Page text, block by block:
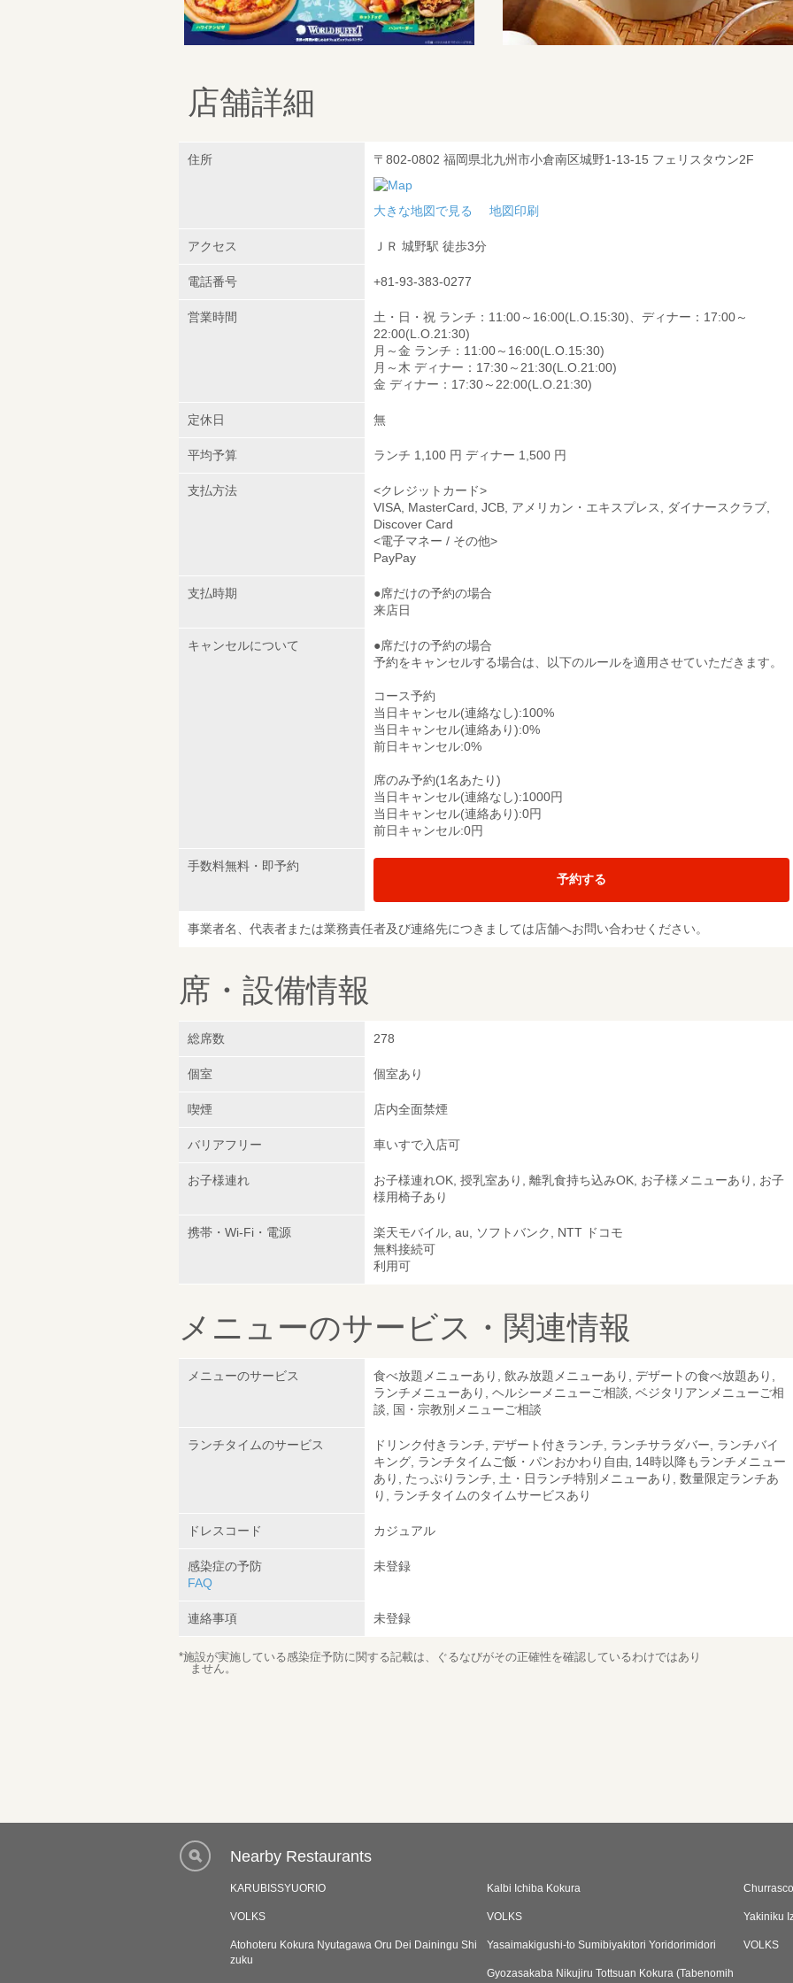
店舗詳細
住所 〒802-0802 福岡県北九州市小倉南区城野1-13-15 フェリスタウン2F
大きな地図で見る 地図印刷
アクセス ＪＲ 城野駅 徒歩3分
電話番号 +81-93-383-0277
営業時間
土・日・祝 ランチ：11:00～16:00(L.O.15:30)、ディナー：17:00～
22:00(L.O.21:30)
月～金 ランチ：11:00～16:00(L.O.15:30)
月～木 ディナー：17:30～21:30(L.O.21:00)
金 ディナー：17:30～22:00(L.O.21:30)
定休日 無
平均予算 ランチ 1,100 円 ディナー 1,500 円
支払方法
<クレジットカード>
VISA, MasterCard, JCB, アメリカン・エキスプレス, ダイナースクラブ,
Discover Card
<電子マネー / その他>
PayPay
支払時期
●席だけの予約の場合
来店日
キャンセルについて
●席だけの予約の場合
予約をキャンセルする場合は、以下のルールを適用させていただきます。
コース予約
当日キャンセル(連絡なし):100%
当日キャンセル(連絡あり):0%
前日キャンセル:0%
席のみ予約(1名あたり)
当日キャンセル(連絡なし):1000円
当日キャンセル(連絡あり):0円
前日キャンセル:0円
手数料無料・即予約
予約する
事業者名、代表者または業務責任者及び連絡先につきましては店舗へお問い合わせください。
席・設備情報
総席数 278
個室 個室あり
喫煙 店内全面禁煙
バリアフリー 車いすで入店可
お子様連れ
お子様連れOK, 授乳室あり, 離乳食持ち込みOK, お子様メニューあり, お子
様用椅子あり
携帯・Wi-Fi・電源
楽天モバイル, au, ソフトバンク, NTT ドコモ
無料接続可
利用可
メニューのサービス・関連情報
メニューのサービス
食べ放題メニューあり, 飲み放題メニューあり, デザートの食べ放題あり,
ランチメニューあり, ヘルシーメニューご相談, ベジタリアンメニューご相
談, 国・宗教別メニューご相談
ランチタイムのサービス
ドリンク付きランチ, デザート付きランチ, ランチサラダバー, ランチバイ
キング, ランチタイムご飯・パンおかわり自由, 14時以降もランチメニュー
あり, たっぷりランチ, 土・日ランチ特別メニューあり, 数量限定ランチあ
り, ランチタイムのタイムサービスあり
ドレスコード カジュアル
感染症の予防
FAQ
未登録
連絡事項 未登録
*施設が実施している感染症予防に関する記載は、ぐるなびがその正確性を確認しているわけではあり
ません。
Nearby Restaurants
KARUBISSYUORIO Kalbi Ichiba Kokura
VOLKS VOLKS Yakiniku
Atohoteru Kokura Nyutagawa Oru Dei Dainingu Shi
zuku
Yasaimakigushi-to Sumibiyakitori Yoridorimidori VOLKS
Gyozasakaba Nikujiru Tottsuan Kokura (Tabenomih